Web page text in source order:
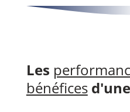
Les
bénéfices